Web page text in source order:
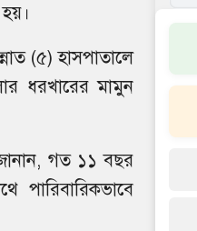
(৫) হাসপাতালে
ধরখারের মামুন
গত ১১ বছর
পারিবারিকভাবে